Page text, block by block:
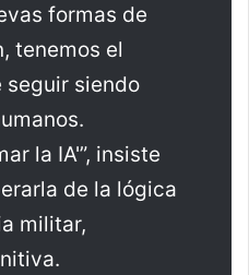
formas de
tenemos el
seguir siendo
la IA'”, insiste
de la lógica
militar,